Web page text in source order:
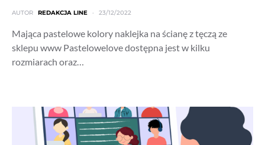
AUTOR REDAKCJA LINE 23/12/2022
Mająca pastelowe kolory naklejka na ścianę z tęczą ze
sklepu www Pastelowelove dostępna jest w kilku
rozmiarach oraz…